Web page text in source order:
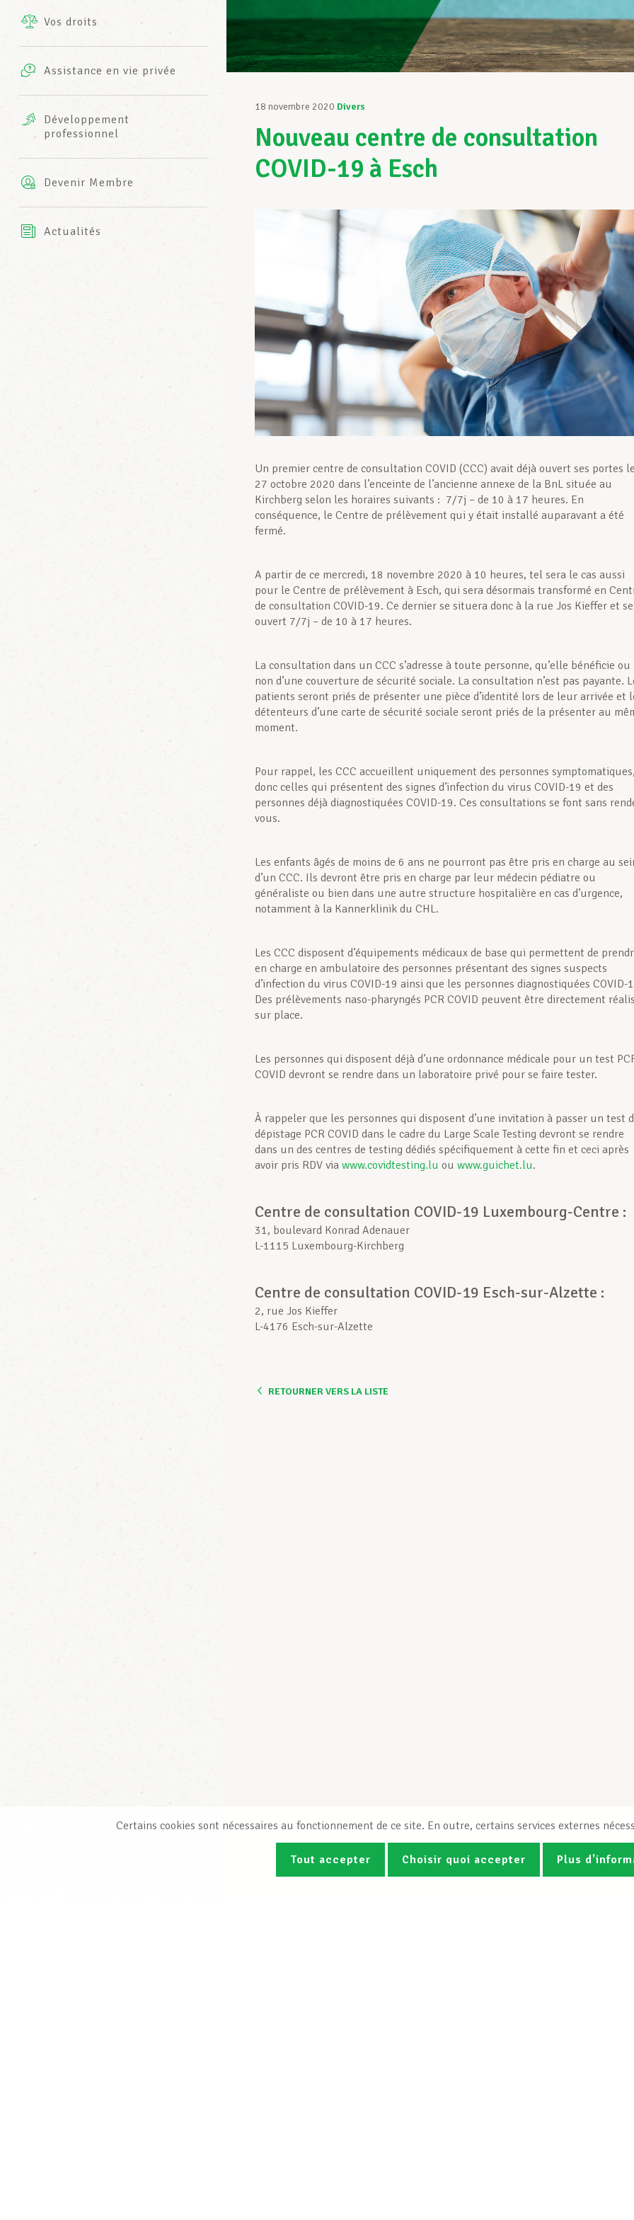
INFO-CENTER
Vos droits
Assistance en vie privée
complémentaires
AXA
Développement
professionnel
Devenir Membre
Actualités
18 novembre 2020 Divers
Nouveau centre de consultation
COVID-19 à Esch
Un premier centre de consultation COVID (CCC) avait déjà ouvert ses portes le
27 octobre 2020 dans l’enceinte de l’ancienne annexe de la BnL située au
Kirchberg selon les horaires suivants : 7/7j – de 10 à 17 heures. En
conséquence, le Centre de prélèvement qui y était installé auparavant a été
fermé.
A partir de ce mercredi, 18 novembre 2020 à 10 heures, tel sera le cas aussi
pour le Centre de prélèvement à Esch, qui sera désormais transformé en
de consultation COVID-19. Ce dernier se situera donc à la rue Jos Kieffer et
ouvert 7/7j – de 10 à 17 heures.
La consultation dans un CCC s’adresse à toute personne, qu’elle bénéficie ou
non d’une couverture de sécurité sociale. La consultation n’est pas payante.
patients seront priés de présenter une pièce d’identité lors de leur arrivée et
détenteurs d’une carte de sécurité sociale seront priés de la présenter au
moment.
Pour rappel, les CCC accueillent uniquement des personnes symptomatiques,
donc celles qui présentent des signes d’infection du virus COVID-19 et des
personnes déjà diagnostiquées COVID-19. Ces consultations se font sans
vous.
Les enfants âgés de moins de 6 ans ne pourront pas être pris en charge au
d’un CCC. Ils devront être pris en charge par leur médecin pédiatre ou
généraliste ou bien dans une autre structure hospitalière en cas d’urgence,
notamment à la Kannerklinik du CHL.
Les CCC disposent d’équipements médicaux de base qui permettent de
en charge en ambulatoire des personnes présentant des signes suspects
d’infection du virus COVID-19 ainsi que les personnes diagnostiquées COVID-
Des prélèvements naso-pharyngés PCR COVID peuvent être directement
sur place.
Les personnes qui disposent déjà d’une ordonnance médicale pour un test
COVID devront se rendre dans un laboratoire privé pour se faire tester.
À rappeler que les personnes qui disposent d’une invitation à passer un test
dépistage PCR COVID dans le cadre du Large Scale Testing devront se rendre
dans un des centres de testing dédiés spécifiquement à cette fin et ceci après
avoir pris RDV via www.covidtesting.lu ou www.guichet.lu.
Centre de consultation COVID-19 Luxembourg-Centre :
31, boulevard Konrad Adenauer
L-1115 Luxembourg-Kirchberg
Centre de consultation COVID-19 Esch-sur-Alzette :
2, rue Jos Kieffer
L-4176 Esch-sur-Alzette
RETOURNER VERS LA LISTE
Certains cookies sont nécessaires au fonctionnement de ce site. En outre, certains services externes
Tout accepter Choisir quoi accepter Plus